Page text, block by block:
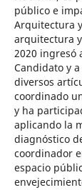
público e
Arquitectura
arquitectura
2020 ingresó
Candidato y
diversos
coordinado
y ha
aplicando la
diagnóstico
coordinador
espacio